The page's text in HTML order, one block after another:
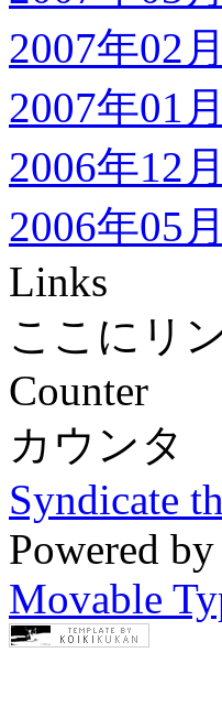
2007年02月
2007年01月
2006年12月
2006年05月
Links
ここにリ
Counter
カウンタ
Syndicate
Powered by
Movable